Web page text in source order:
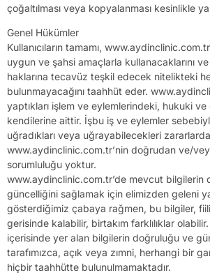
çoğaltılması veya kopyalanması kesinlikle
Genel Hükümler
Kullanıcıların tamamı,
uygun ve şahsi amaçlarla kullanacaklarını
haklarına tecavüz teşkil edecek nitelikteki
bulunmayacağını taahhüt eder.
yaptıkları işlem ve eylemlerindeki, hukuki ve
kendilerine aittir. İşbu iş ve eylemler
uğradıkları veya uğrayabilecekleri
www.aydinclinic.com.tr’nin doğrudan ve/
sorumluluğu yoktur.
www.aydinclinic.com.tr’de mevcut bilgilerin
güncelliğini sağlamak için elimizden geleni
gösterdiğimiz çabaya rağmen, bu bilgiler,
gerisinde kalabilir, birtakım farklılıklar
içerisinde yer alan bilgilerin doğruluğu ve
tarafımızca, açık veya zımni, herhangi bir
hiçbir taahhütte bulunulmamaktadır.